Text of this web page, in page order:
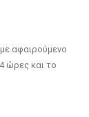
αφαιρούμενο
ώρες και το